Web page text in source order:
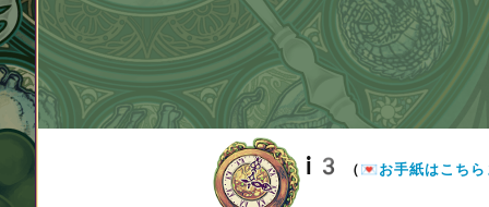
i3 （ 💌お手紙はこちら